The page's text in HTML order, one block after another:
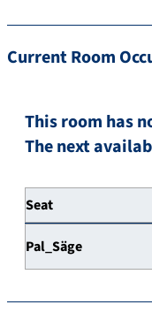
Current Room
This room has
The next
Seat
Pal_Säge